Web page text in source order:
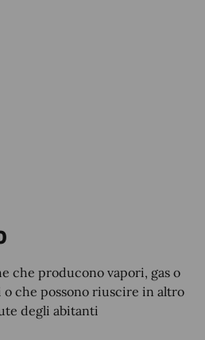
che producono vapori, gas o
che possono riuscire in altro
degli abitanti